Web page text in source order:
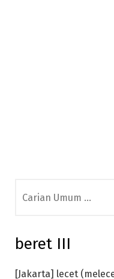
for:
beret III
[Jakarta] lecet